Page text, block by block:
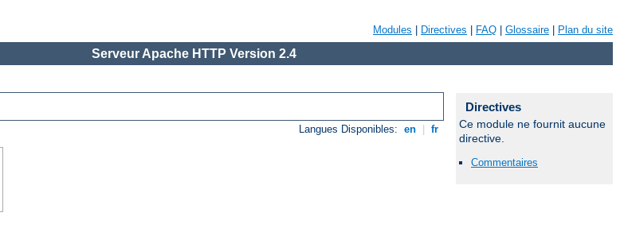
Modules Directives FAQ Glossaire Plan du site
Serveur Apache HTTP Version 2.4
Langues Disponibles: en fr
Directives
Ce module ne fournit aucune
directive.
Commentaires